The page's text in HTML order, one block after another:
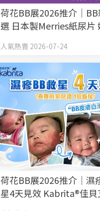
荷花BB展2026推介｜
選 日本製Merries紙尿片
人氣熱賣 2026-07-24
荷花BB展2026推介｜濕
星4天見效 Kabrita®佳貝